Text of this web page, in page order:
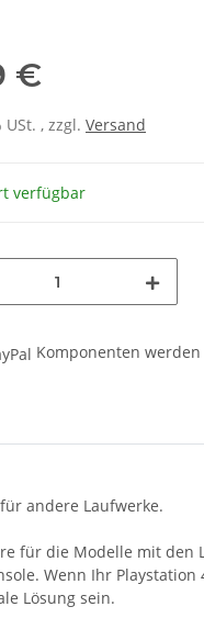
€
USt. , zzgl. Versand
verfügbar
Komponenten
andere Laufwerke.
für die Modelle mit den
Wenn Ihr
Lösung sein.